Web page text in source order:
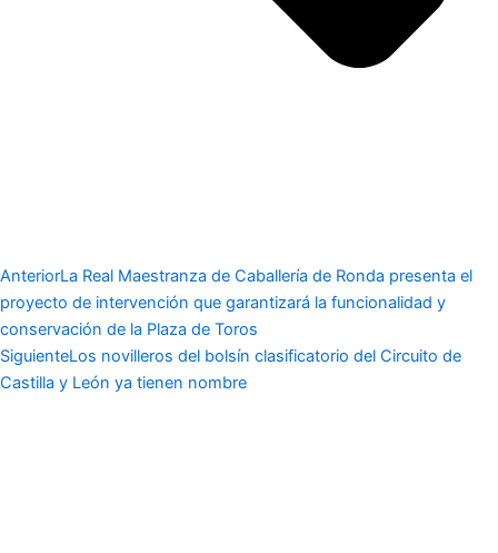
AnteriorLa Real Maestranza de Caballería de Ronda presenta el
proyecto de intervención que garantizará la funcionalidad y
conservación de la Plaza de Toros
SiguienteLos novilleros del bolsín clasificatorio del Circuito de
Castilla y León ya tienen nombre